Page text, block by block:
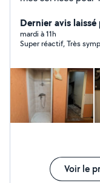
de meubles, du
manutention, de
du quotidien, je
plusieurs maisons,
commerces.
un point
satisfaire chaque
pour discuter de
Dernier avis
mardi à 11h
Super réactif, Très
Voir le